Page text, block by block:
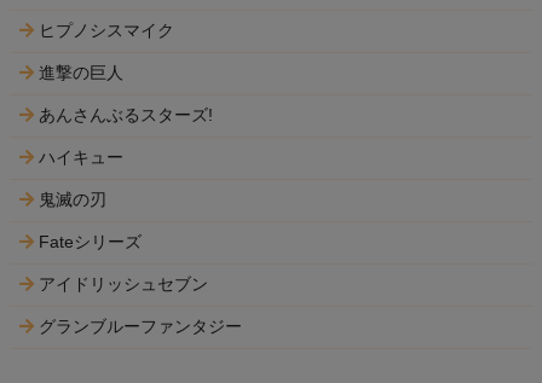
ヒプノシスマイク
進撃の巨人
あんさんぶるスターズ!
ハイキュー
鬼滅の刃
Fateシリーズ
アイドリッシュセブン
グランブルーファンタジー